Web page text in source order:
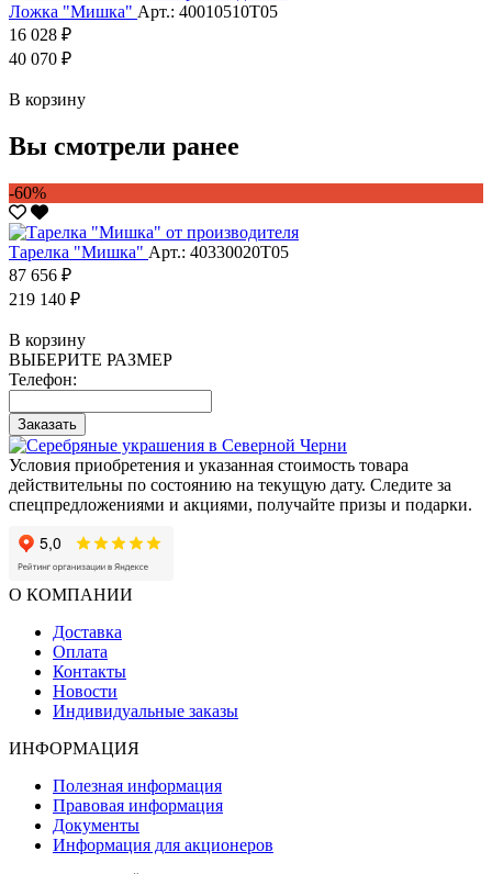
Ложка "Мишка" Арт.: 40010510Т05
16 028 ₽
40 070 ₽
В корзину
Вы смотрели ранее
-60%
Тарелка "Мишка" Арт.: 40330020Т05
87 656 ₽
219 140 ₽
В корзину
ВЫБЕРИТЕ РАЗМЕР
Телефон:
Заказать
Условия приобретения и указанная стоимость товара
действительны по состоянию на текущую дату. Следите за
спецпредложениями и акциями, получайте призы и подарки.
О КОМПАНИИ
Доставка
Оплата
Контакты
Новости
Индивидуальные заказы
ИНФОРМАЦИЯ
Полезная информация
Правовая информация
Документы
Информация для акционеров